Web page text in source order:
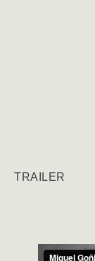
TRAILER